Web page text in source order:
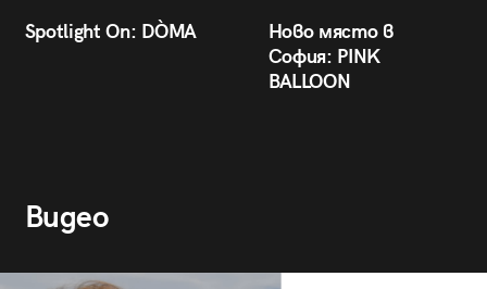
Spotlight On: DÒMA
Ново място в
София: PINK
BALLOON
Видео